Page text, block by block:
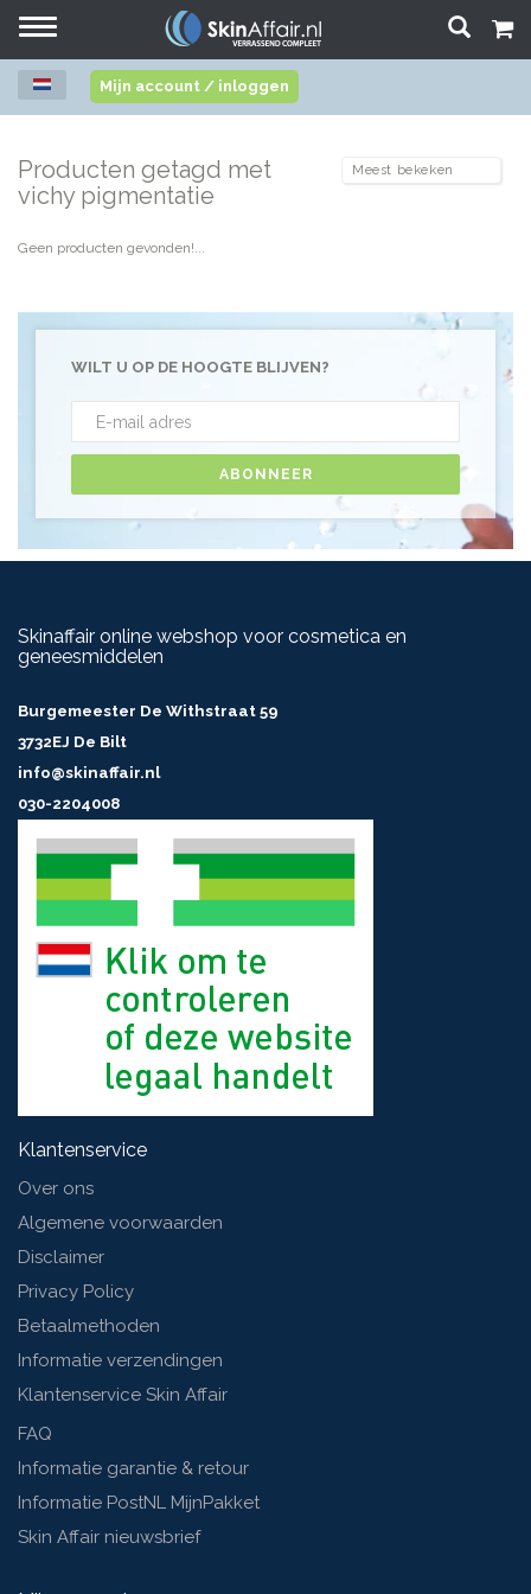
Toggle
Mijn account / inloggen
Producten getagd met
vichy pigmentatie
Geen producten gevonden!...
WILT U OP DE HOOGTE BLIJVEN?
ABONNEER
Skinaffair online webshop voor cosmetica en
geneesmiddelen
Burgemeester De Withstraat 59
3732EJ De Bilt
info@skinaffair.nl
030-2204008
Klantenservice
Over ons
Algemene voorwaarden
Disclaimer
Privacy Policy
Betaalmethoden
Informatie verzendingen
Klantenservice Skin Affair
FAQ
Informatie garantie & retour
Informatie PostNL MijnPakket
Skin Affair nieuwsbrief